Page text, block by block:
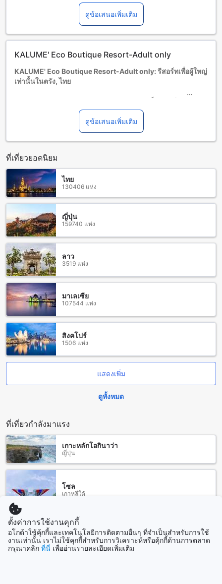
นโยบายที่แตกต่างหรือเงื่อนไขเพิ่มเติม
อายุขั้นต่ำของผู้เข้าพัก คือ 18 ปีดูข้อเสนอเพิ่มเติม
KALUME' Eco Boutique Resort-Adult only
KALUME' Eco Boutique Resort-Adult only: รีสอร์ทเพื่อผู้ใหญ่
เท่านั้นในตรัง, ไทย
3.0 ดาวที่ตั้งอยู่ในตรัง ไทย รีสอร์ทนี้เป็นสถานที่ที่เหมาะสำหรับ
ผู้ใหญ่ที่ต้องการพักผ่อนและผ่อนคลายจากความเครียดในชีวิต
KALUME' Eco Boutique Resort-Adult only มีเวลาเช็คอินตั้งแต่
เวลา 02:00 น. เป็นต้นไป และเวลาเช็คเอาท์จนถึงเวลา 11:00 น.
นอกจากนี้ รีสอร์ทยังมีนโยบายสำหรับเด็กๆ โดยจะไม่อนุญาตให้
เด็กพักฟรี อาจมีค่าใช้จ่ายเพิ่มเติม
สนุกสนานกับสิ่งอำนวยความสะดวกในรีสอร์ท KALUME' Eco
Boutique Resort-Adult only
KALUME' Eco Boutique Resort-Adult only เสนอสิ่งอำนวย
ความสะดวกที่น่าตื่นเต้นและน่าสนุกสนานที่จะทำให้ทุกท่านมี
ความสุขในการพักผ่อนที่นี่ รีสอร์ทมีบาร์ที่สดใสที่น่ารักที่ให้บริการ
เครื่องดื่มอร่อยๆ และเป็นจุดพักผ่อนที่สมบูรณ์แบบสำหรับผู้ใหญ่
นอกจากนี้ยังมีบริการนวดที่น่าตื่นเต้นที่สามารถช่วยให้คุณผ่อน
คลายและสดชื่นได้อย่างแท้จริง นอกจากนี้ รีสอร์ทยังมีสวนที่
สวยงามให้คุณเพลิดเพลินไปกับการเดินเล่น และห้องเกมส์ที่มี
เกมส์ต่างๆ ให้คุณสนุกไปกับเพื่อนๆ หรือครอบครัว
สิ่งอำนวยความสะดวกทางกีฬาที่ KALUME' Eco Boutique
Resort-Adult only
KALUME' Eco Boutique Resort-Adult only เป็นรีสอร์ทที่มีสิ่ง
อำนวยความสะดวกทางกีฬาที่หลากหลายให้บริการให้แขกได้
เลือกใช้ สำหรับผู้ที่หลงใหลในการออกกำลังกาย รีสอร์ทมีฟิตเนส
เซ็นเตอร์ที่ทันสมัยซึ่งมีอุปกรณ์ออกกำลังกายที่ครบครัน เพื่อให้
แขกสามารถออกกำลังกายได้อย่างสะดวกสบายและเพลิดเพลินไป
นอกจากนี้ยังมีกิจกรรมทางน้ำที่น่าตื่นเต้นมากมายที่แขกสามารถ
แพร์ส่วนตัว การตกปลา การพายเรือแคนู และการดำน้ำสำหรับ
การสนุกสนานใต้ท้องทะเล นอกจากนี้ยังมีชายหาดส่วนตัวที่
รีสอร์ทให้บริการให้แขกได้สัมผัสกับอากาศทะเลอันสดชื่นและ
ทรายหาดที่ละเอียดอ่อน ทำให้แขกสามารถพักผ่อนและสนุกไปกับ
กิจกรรมทางน้ำต่างๆได้อย่างเต็มที่
สิ่งอำนวยความสะดวกที่ KALUME' Eco Boutique Resort-
Adult only
KALUME' Eco Boutique Resort-Adult only มีสิ่งอำนวยความ
สะดวกที่หลากหลายเพื่อให้คุณมีการเข้าพักที่สะดวกสบายที่สุด
บริการซักรีด ช่องเก็บของความปลอดภัย สัญญาณ Wi-Fi ในพื้นที่
สาธารณะ และ Wi-Fi ฟรีทั้งหมดในห้องพักทุกห้อง และบริการ
ทำความสะอาดห้องประจำวัน
ดูข้อเสนอเพิ่มเติม
ที่เที่ยวยอดนิยม
ไทย
130406 แห่ง
ญี่ปุ่น
159740 แห่ง
ลาว
3519 แห่ง
มาเลเซีย
107544 แห่ง
สิงคโปร์
1506 แห่ง
แสดงเพิ่ม
ดูทั้งหมด
ที่เที่ยวกำลังมาแรง
เกาะหลักโอกินาว่า
ญี่ปุ่น
โซล
เกาหลีใต้
ฮานอย
เวียดนาม
ตั้งค่าการใช้งานคุกกี้
อโกด้าใช้คุ้กกี้และเทคโนโลยีการติดตามอื่นๆ ที่จำเป็นสำหรับการใช้
งานเท่านั้น เราไม่ใช้คุกกี้สำหรับการวิเคราะห์หรือคุ้กกี้ด้านการตลาด
กรุณาคลิก ที่นี่ เพื่ออ่านรายละเอียดเพิ่มเติม